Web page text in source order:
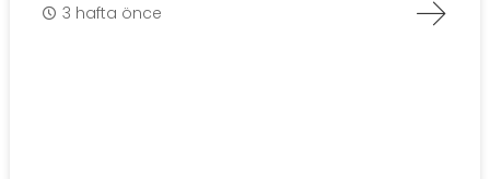
3 hafta önce